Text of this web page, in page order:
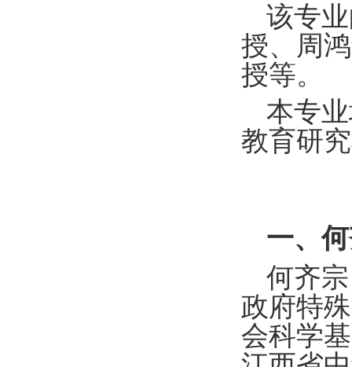
该专
授、周
授等。
本专
教育研
一、
何齐
政府特
会科学